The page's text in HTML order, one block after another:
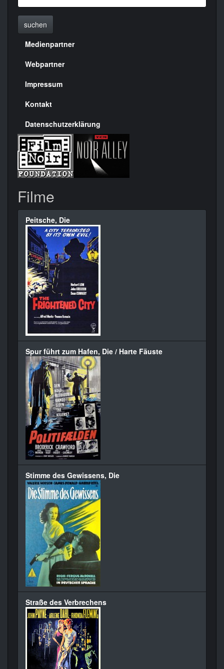
suchen
Menülinks
rechte
Seite
Medienpartner
Webpartner
Impressum
Kontakt
Datenschutzerklärung
Filme
Peitsche, Die
Spur führt zum Hafen, Die / Harte Fäuste
Stimme des Gewissens, Die
Straße des Verbrechens